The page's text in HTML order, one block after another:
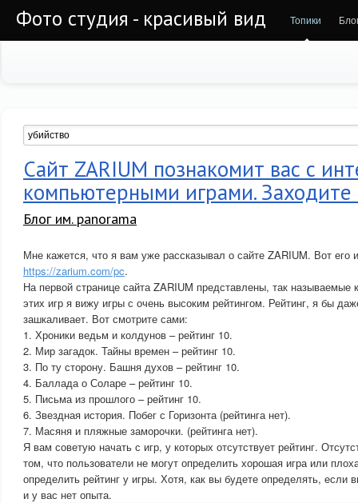
Фото студия - красивый вид Топики
Сайт ZARIUM познакомит вас с
компьютерными играми. Заходите
Блог им. panorama
Мне кажется, что я вам уже рассказывал о сайте ZARIUM. Вот его
https://zarium.com/pc.
На первой странице сайта ZARIUM представлены, так называемые
этих игр я вижу игры с очень высоким рейтингом. Рейтинг, я бы
зашкаливает. Вот смотрите сами:
1. Хроники ведьм и колдунов – рейтинг 10.
2. Мир загадок. Тайны времен – рейтинг 10.
3. По ту сторону. Башня духов – рейтинг 10.
4. Баллада о Соларе – рейтинг 10.
5. Письма из прошлого – рейтинг 10.
6. Звездная история. Побег с Горизонта (рейтинга нет).
7. Масяня и пляжные заморочки. (рейтинга нет).
Я вам советую начать с игр, у которых отсутствует рейтинг.
том, что пользователи не могут определить хорошая игра или
определить рейтинг у игры. Хотя, как вы будете определять, если
и у вас нет опыта.